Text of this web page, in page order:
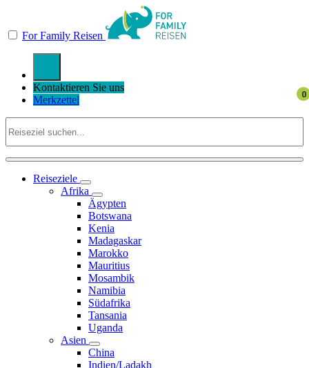
For Family Reisen
Kontaktieren Sie uns
Merkzettel
Reiseziele
Afrika
Ägypten
Botswana
Kenia
Madagaskar
Marokko
Mauritius
Mosambik
Namibia
Südafrika
Tansania
Uganda
Asien
China
Indien/Ladakh